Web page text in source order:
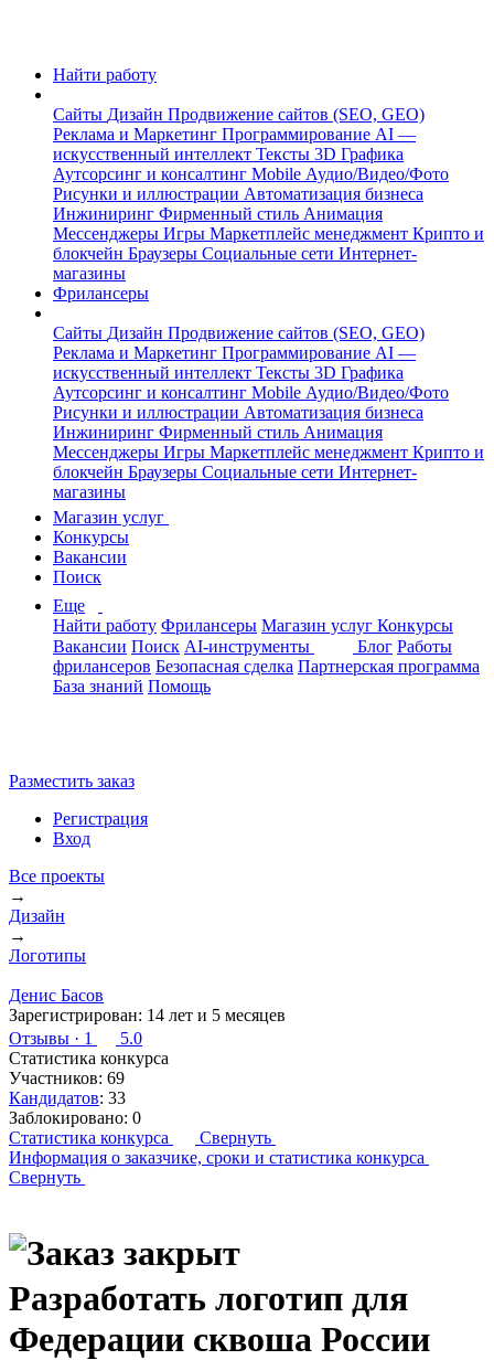
Найти работу
Сайты Дизайн Продвижение сайтов (SEO, GEO)
Реклама и Маркетинг Программирование AI —
искусственный интеллект Тексты 3D Графика
Аутсорсинг и консалтинг Mobile Аудио/Видео/Фото
Рисунки и иллюстрации Автоматизация бизнеса
Инжиниринг Фирменный стиль Анимация
Мессенджеры Игры Маркетплейс менеджмент Крипто и
блокчейн Браузеры Социальные сети Интернет-
магазины
Фрилансеры
Сайты Дизайн Продвижение сайтов (SEO, GEO)
Реклама и Маркетинг Программирование AI —
искусственный интеллект Тексты 3D Графика
Аутсорсинг и консалтинг Mobile Аудио/Видео/Фото
Рисунки и иллюстрации Автоматизация бизнеса
Инжиниринг Фирменный стиль Анимация
Мессенджеры Игры Маркетплейс менеджмент Крипто и
блокчейн Браузеры Социальные сети Интернет-
магазины
Магазин услуг
Конкурсы
Вакансии
Поиск
Еще
Найти работу Фрилансеры Магазин услуг Конкурсы
Вакансии Поиск AI-инструменты Блог Работы
фрилансеров Безопасная сделка Партнерская программа
База знаний Помощь
Разместить заказ
Регистрация
Вход
Все проекты
→
Дизайн
→
Логотипы
Денис Басов
Зарегистрирован: 14 лет и 5 месяцев
Отзывы · 1
5.0
Статистика конкурса
Участников: 69
Кандидатов: 33
Заблокировано: 0
Статистика конкурса
Свернуть
Информация о заказчике, сроки и статистика конкурса
Свернуть
Разработать логотип для
Федерации сквоша России